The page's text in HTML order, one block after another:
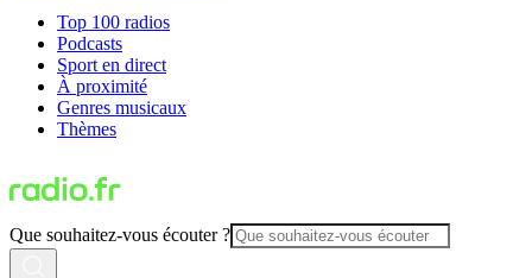
Top 100 radios
Podcasts
Sport en direct
À proximité
Genres musicaux
Thèmes
Que souhaitez-vous écouter ?